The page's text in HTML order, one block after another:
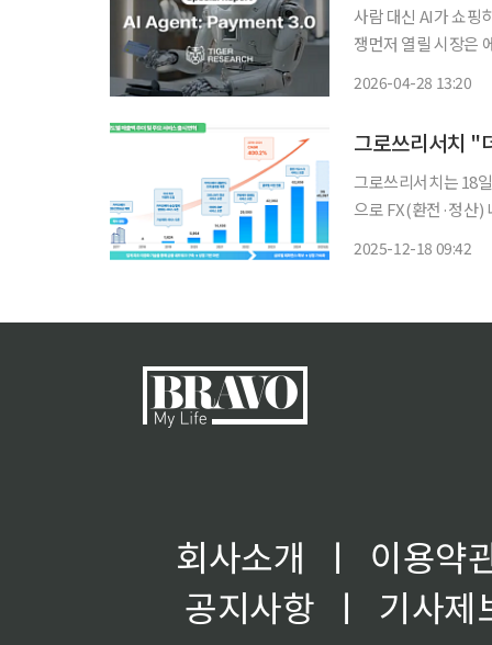
사람 대신 AI가 쇼핑
쟁먼저 열릴 시장은 에이전
2026-04-28 13:20
그로쓰리서치는 18
으로 FX(환전·정산)
2025-12-18 09:42
회사소개 ㅣ
이용약
공지사항
ㅣ
기사제